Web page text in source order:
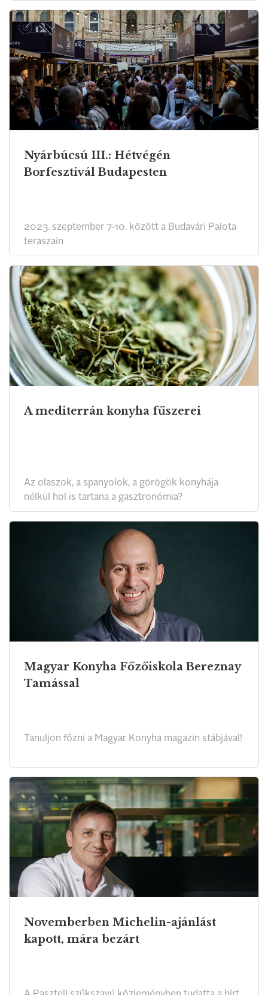
Nyárbúcsú III.: Hétvégén
Borfesztivál Budapesten
2023. szeptember 7-10. között a Budavári Palota
teraszain
A mediterrán konyha fűszerei
Az olaszok, a spanyolok, a görögök konyhája
nélkül hol is tartana a gasztronómia?
Magyar Konyha Főzőiskola Bereznay
Tamással
Tanuljon főzni a Magyar Konyha magazin stábjával!
Novemberben Michelin-ajánlást
kapott, mára bezárt